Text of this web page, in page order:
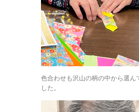
色合わせも沢山の柄の中から選ん
した。